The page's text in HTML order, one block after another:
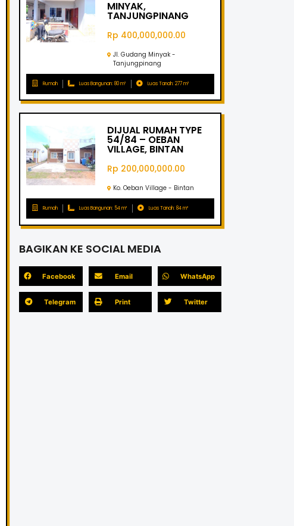
MINYAK,
TANJUNGPINANG
Rp 400,000,000.00
Jl. Gudang Minyak -
Tanjungpinang
Rumah Luas Bangunan: 80 m² Luas Tanah: 277 m²
DIJUAL RUMAH TYPE
54/84 – OEBAN
VILLAGE, BINTAN
Rp 200,000,000.00
Ko. Oeban Village - Bintan
Rumah Luas Bangunan: 54 m² Luas Tanah: 84 m²
BAGIKAN KE SOCIAL MEDIA
Facebook Email WhatsApp
Telegram Print Twitter